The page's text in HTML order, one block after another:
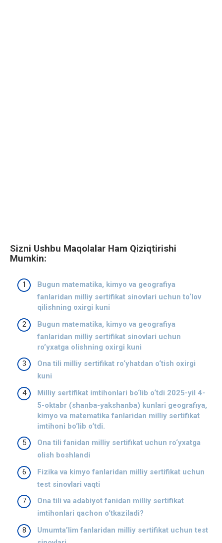
Sizni Ushbu Maqolalar Ham Qiziqtirishi
Mumkin:
Bugun matematika, kimyo va geografiya
fanlaridan milliy sertifikat sinovlari uchun to‘lov
qilishning oxirgi kuni
Bugun matematika, kimyo va geografiya
fanlaridan milliy sertifikat sinovlari uchun
ro’yxatga olishning oxirgi kuni
Ona tili milliy sertifikat ro‘yhatdan o‘tish oxirgi
kuni
Milliy sertifikat imtihonlari bo‘lib o‘tdi 2025-yil 4-
5-oktabr (shanba-yakshanba) kunlari geografiya,
kimyo va matematika fanlaridan milliy sertifikat
imtihoni bo‘lib o‘tdi.
Ona tili fanidan milliy sertifikat uchun ro‘yxatga
olish boshlandi
Fizika va kimyo fanlaridan milliy sertifikat uchun
test sinovlari vaqti
Ona tili va adabiyot fanidan milliy sertifikat
imtihonlari qachon o‘tkaziladi?
Umumta’lim fanlaridan milliy sertifikat uchun test